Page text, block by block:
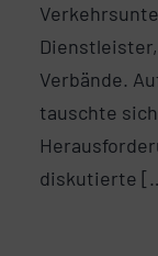
Verbände.
tauschte
diskutierte